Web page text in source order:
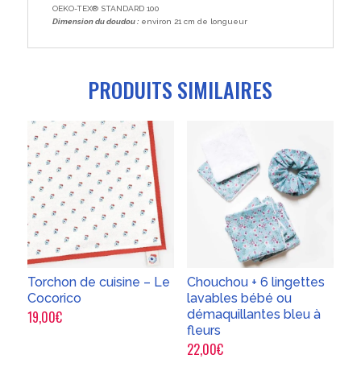
OEKO-TEX® STANDARD 100
Dimension du doudou :environ 21 cm de longueur
PRODUITS SIMILAIRES
Torchon de cuisine – Le
Cocorico
19,00€
Chouchou + 6 lingettes
lavables bébé ou
démaquillantes bleu à
fleurs
22,00€